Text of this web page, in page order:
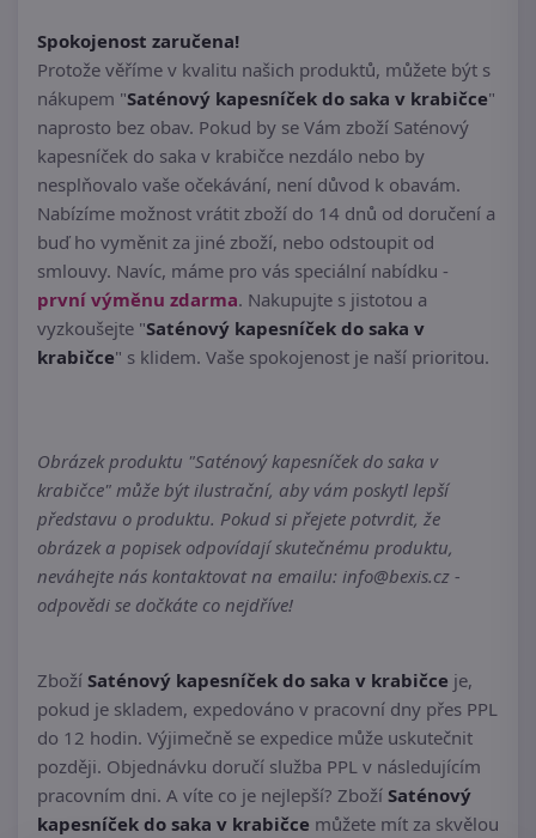
Spokojenost zaručena!
Protože věříme v kvalitu našich produktů, můžete být s
nákupem "Saténový kapesníček do saka v krabičce"
naprosto bez obav. Pokud by se Vám zboží Saténový
kapesníček do saka v krabičce nezdálo nebo by
nesplňovalo vaše očekávání, není důvod k obavám.
Nabízíme možnost vrátit zboží do 14 dnů od doručení a
buď ho vyměnit za jiné zboží, nebo odstoupit od
smlouvy. Navíc, máme pro vás speciální nabídku -
první výměnu zdarma. Nakupujte s jistotou a
vyzkoušejte "Saténový kapesníček do saka v
krabičce" s klidem. Vaše spokojenost je naší prioritou.
Obrázek produktu "Saténový kapesníček do saka v
krabičce" může být ilustrační, aby vám poskytl lepší
představu o produktu. Pokud si přejete potvrdit, že
obrázek a popisek odpovídají skutečnému produktu,
neváhejte nás kontaktovat na emailu: info@bexis.cz -
odpovědi se dočkáte co nejdříve!
Zboží Saténový kapesníček do saka v krabičce je,
pokud je skladem, expedováno v pracovní dny přes PPL
do 12 hodin. Výjimečně se expedice může uskutečnit
později. Objednávku doručí služba PPL v následujícím
pracovním dni. A víte co je nejlepší? Zboží Saténový
kapesníček do saka v krabičce můžete mít za skvělou